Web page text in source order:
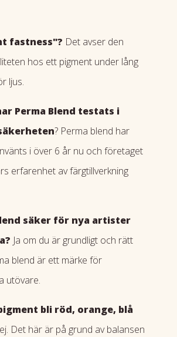
fastness"? Det avser den
hos ett pigment under lång
ljus.
Perma Blend testats i
? Perma blend har
i över 6 år nu och företaget
erfarenhet av färgtillverkning
säker för nya artister
Ja om du är grundligt och rätt
blend är ett märke för
utövare.
bli röd, orange, blå
Det här är på grund av balansen